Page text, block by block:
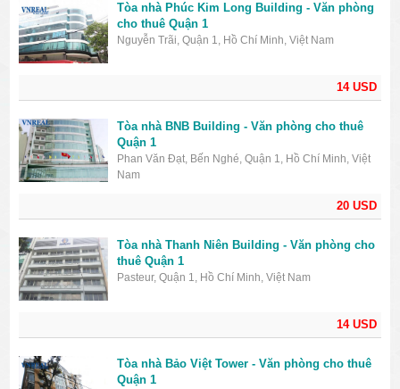
14 USD
Tòa nhà Phúc Kim Long Building - Văn phòng
cho thuê Quận 1
Nguyễn Trãi, Quận 1, Hồ Chí Minh, Việt Nam
20 USD
Tòa nhà BNB Building - Văn phòng cho thuê
Quận 1
Phan Văn Đạt, Bến Nghé, Quận 1, Hồ Chí Minh, Việt
Nam
14 USD
Tòa nhà Thanh Niên Building - Văn phòng cho
thuê Quận 1
Pasteur, Quận 1, Hồ Chí Minh, Việt Nam
Tòa nhà Bảo Việt Tower - Văn phòng cho thuê
Quận 1